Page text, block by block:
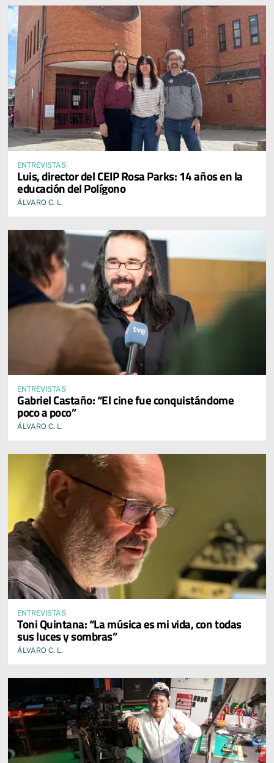
ENTREVISTAS
Luis, director del CEIP Rosa Parks: 14 años en la
educación del Polígono
ÁLVARO C. L.
ENTREVISTAS
Gabriel Castaño: “El cine fue conquistándome
poco a poco”
ÁLVARO C. L.
ENTREVISTAS
Toni Quintana: “La música es mi vida, con todas
sus luces y sombras”
ÁLVARO C. L.